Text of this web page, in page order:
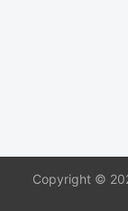
Copyright ©